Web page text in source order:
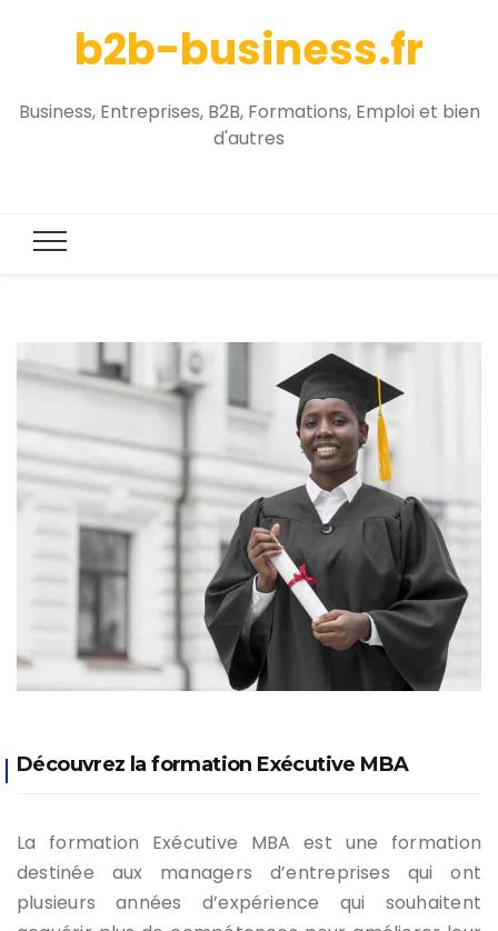
b2b-business.fr
Business, Entreprises, B2B, Formations, Emploi et bien
d'autres
Découvrez la formation Exécutive MBA
La formation Exécutive MBA est une formation
destinée aux managers d’entreprises qui ont
plusieurs années d’expérience qui souhaitent